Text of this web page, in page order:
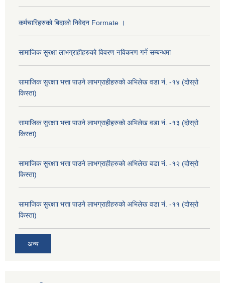
कर्मचारिहरुको बिदाको निवेदन Formate ।
सामाजिक सुरक्षा लाभग्राहीहरुको विवरण नविकरण गर्ने सम्बन्धमा
सामाजिक सुरक्षाा भत्ता पाउने लाभग्राहीहरुको अभिलेख वडा नं. -१४ (दोस्रो
किस्ता)
सामाजिक सुरक्षाा भत्ता पाउने लाभग्राहीहरुको अभिलेख वडा नं. -१३ (दोस्रो
किस्ता)
सामाजिक सुरक्षाा भत्ता पाउने लाभग्राहीहरुको अभिलेख वडा नं. -१२ (दोस्रो
किस्ता)
सामाजिक सुरक्षाा भत्ता पाउने लाभग्राहीहरुको अभिलेख वडा नं. -११ (दोस्रो
किस्ता)
अन्य